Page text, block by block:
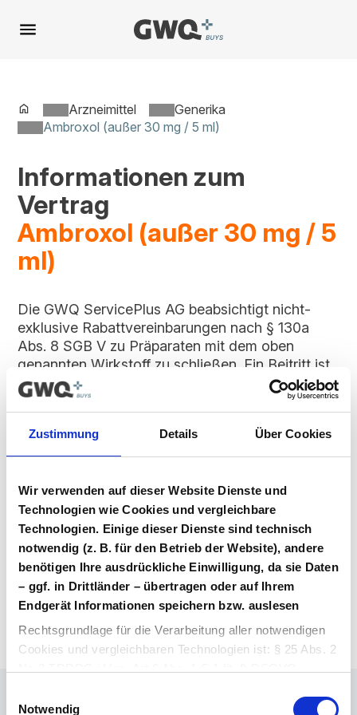
Zustimmung Details Über Cookies
Wir verwenden auf dieser Website Dienste und
Technologien wie Cookies und vergleichbare
Technologien. Einige dieser Dienste sind technisch
notwendig (z. B. für den Betrieb der Website), andere
benötigen Ihre ausdrückliche Einwilligung, da sie Daten
– ggf. in Drittländer – übertragen oder auf Ihrem
Endgerät Informationen speichern bzw. auslesen
Rechtsgrundlage für die Verarbeitung aller notwendigen
Cookies und vergleichbaren Technologien ist: § 25 Abs. 2
Rechtsgrundlage für die Verarbeitung aller weiteren
Notwendig
Spring
zu
Arzneimittel
Generika
Ambroxol (außer 30 mg / 5 ml)
Informationen zum
Vertrag
Ambroxol (außer 30 mg / 5
ml)
Die GWQ ServicePlus AG beabsichtigt nicht-
exklusive Rabattvereinbarungen nach § 130a
Abs. 8 SGB V zu Präparaten mit dem oben
genannten Wirkstoff zu schließen. Ein Beitritt ist
für alle Marktteilnehmer möglich, solange dieser
Vertrag im Vergabeportal gelistet ist.
Vertragsunterlagen
Vertragsunterlagen einzusehen und
herunterzuladen. Sie haben noch kein
Benutzerkonto? Dann können Sie sich hier
direkt registrieren.
Login Arzneimittel Konto erstellen